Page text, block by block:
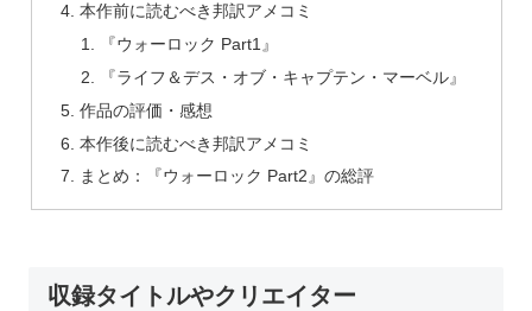
本作前に読むべき邦訳アメコミ
『ウォーロック Part1』
『ライフ＆デス・オブ・キャプテン・マーベル』
作品の評価・感想
本作後に読むべき邦訳アメコミ
まとめ：『ウォーロック Part2』の総評
収録タイトルやクリエイター